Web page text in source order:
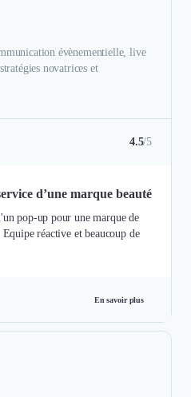
évènementielle, live
novatrices et
4.5/5
d’une marque beauté
pop-up pour une marque de
réactive et beaucoup de
En savoir plus